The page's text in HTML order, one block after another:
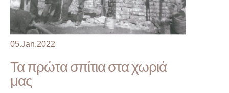
Απόψεις
05.Jan.2022
Τα πρώτα σπίτια στα χωριά
μας